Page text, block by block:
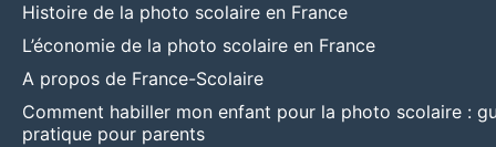
Histoire de la photo scolaire en France
L’économie de la photo scolaire en France
A propos de France-Scolaire
Comment habiller mon enfant pour la photo scolaire :
pratique pour parents